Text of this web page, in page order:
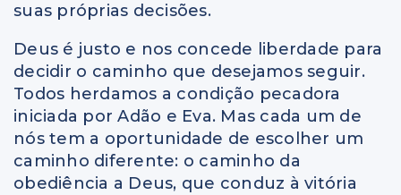
suas próprias decisões.
Deus é justo e nos concede liberdade para
decidir o caminho que desejamos seguir.
Todos herdamos a condição pecadora
iniciada por Adão e Eva. Mas cada um de
nós tem a oportunidade de escolher um
caminho diferente: o caminho da
obediência a Deus, que conduz à vitória